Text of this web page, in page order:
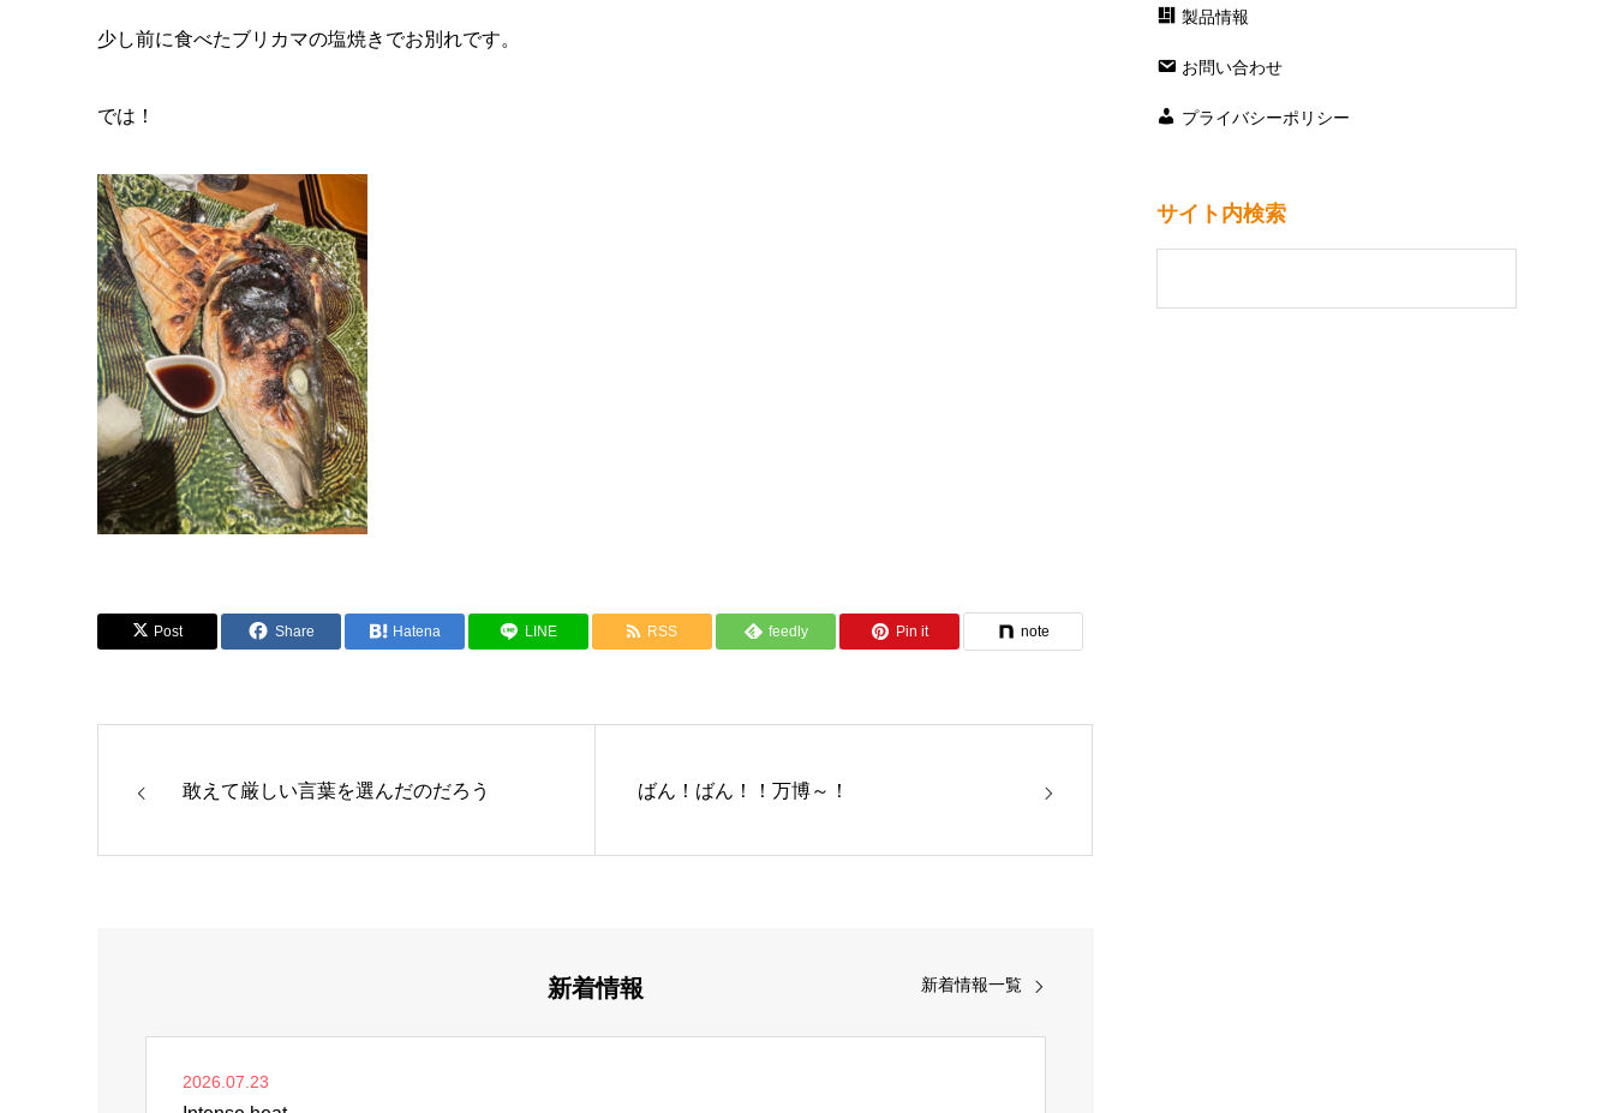
少し前に食べたブリカマの塩焼きでお別れです。
では！
Post Share Hatena LINE RSS feedly Pin it note
敢えて厳しい言葉を選んだのだろう ばん！ばん！！万博～！
新着情報
2026.07.23
新着情報一覧
製品情報
お問い合わせ
プライバシーポリシー
サイト内検索